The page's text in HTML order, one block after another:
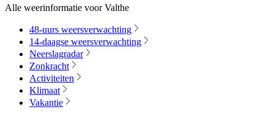
Alle weerinformatie voor Valthe
48-uurs weersverwachting
14-daagse weersverwachting
Neerslagradar
Zonkracht
Activiteiten
Klimaat
Vakantie